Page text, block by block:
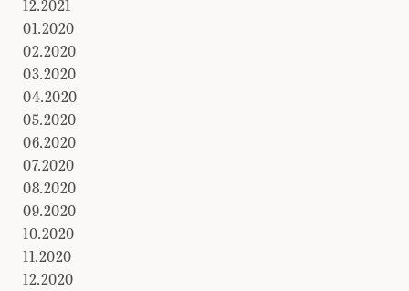
12.2021
01.2020
02.2020
03.2020
04.2020
05.2020
06.2020
07.2020
08.2020
09.2020
10.2020
11.2020
12.2020